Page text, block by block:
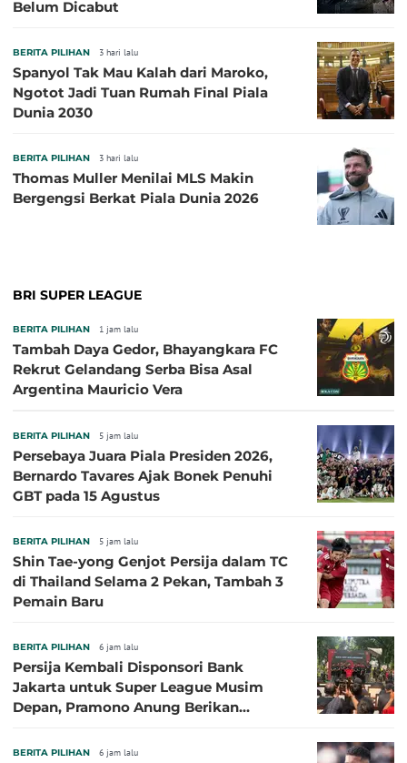
Belum Dicabut
BERITA PILIHAN 3 hari lalu
Spanyol Tak Mau Kalah dari Maroko,
Ngotot Jadi Tuan Rumah Final Piala
Dunia 2030
BERITA PILIHAN 3 hari lalu
Thomas Muller Menilai MLS Makin
Bergengsi Berkat Piala Dunia 2026
BRI SUPER LEAGUE
BERITA PILIHAN 1 jam lalu
Tambah Daya Gedor, Bhayangkara FC
Rekrut Gelandang Serba Bisa Asal
Argentina Mauricio Vera
BERITA PILIHAN 5 jam lalu
Persebaya Juara Piala Presiden 2026,
Bernardo Tavares Ajak Bonek Penuhi
GBT pada 15 Agustus
BERITA PILIHAN 5 jam lalu
Shin Tae-yong Genjot Persija dalam TC
di Thailand Selama 2 Pekan, Tambah 3
Pemain Baru
BERITA PILIHAN 6 jam lalu
Persija Kembali Disponsori Bank
Jakarta untuk Super League Musim
Depan, Pramono Anung Berikan
BERITA PILIHAN 6 jam lalu